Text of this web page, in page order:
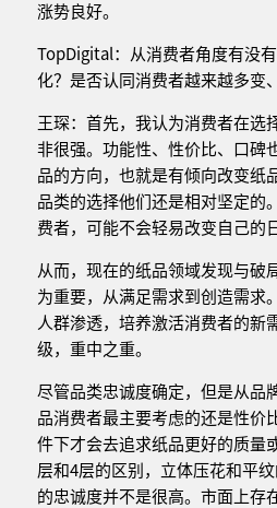
涨势良好。
TopDigital：从消费者角度有没
化？是否认同消费者越来越多变
王琛：首先，我认为消费者在选
非很强。功能性、性价比、口碑
品的方向，也就是有倾向改变纸
品类的选择他们还是相对坚定的
费者，可能不会轻易改变自己的
从而，现在的纸品领域发现与破
为重要，从满足需求到创造需求
人群渗透，培养激活消费者的新
级，重中之重。
尽管品类忠诚度确定，但是从品
品消费者最主要考虑的还是性价
件下才会去追求纸品更好的质量
层和4层的区别，立体压花和平
的忠诚度并不是很高。市面上存